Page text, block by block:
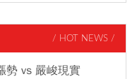
/ HOT NEWS /
勢 vs 嚴峻現實